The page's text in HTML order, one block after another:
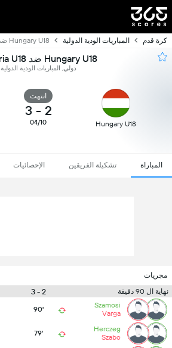
كرة قدم المباريات الودية الدولية Hungary U18 ضد Austria U18
Hungary U18 ضد Austria U18
دولي, المباريات الودية الدولية
Hungary U18
انتهت
2
-
3
04/10
المباراة تشكيلة الفريقين الإحصائيات
مجريات
نهاية ال 90 دقيقة
2 - 3
Szamosi
Varga
90'
Herczeg
Szabo
79'